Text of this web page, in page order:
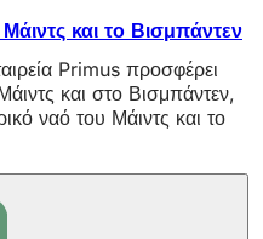
και το Βισμπάντεν
Primus προσφέρει
και στο Βισμπάντεν,
ναό του Μάιντς και το